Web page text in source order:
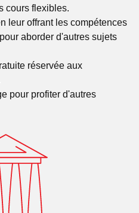
cours flexibles.
leur offrant les compétences
aborder d'autres sujets
réservée aux
pour profiter d'autres